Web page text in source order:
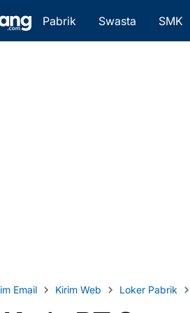
Pabrik Swasta SMK
Email Kirim Web Loker Pabrik